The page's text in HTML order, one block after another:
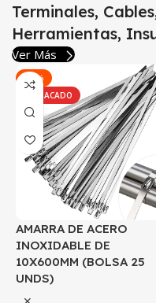
Terminales,
Herramientas,
Ver Más
-77%
DESTACADO
AMARRA DE ACERO
INOXIDABLE DE
10X600MM (BOLSA 25
UNDS)